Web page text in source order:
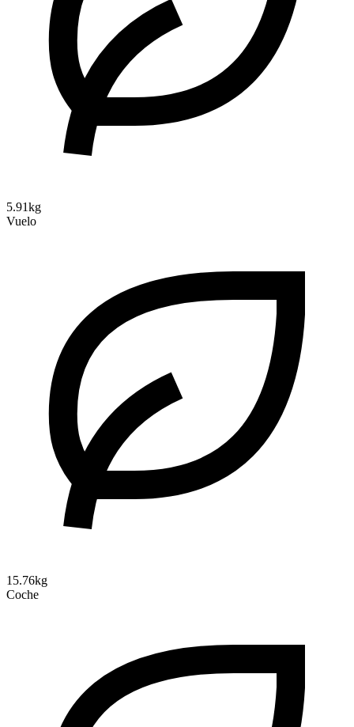
5.91kg
Vuelo
15.76kg
Coche